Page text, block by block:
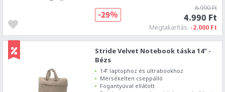
6.990 Ft
4.990 Ft
Megtakarítás: -2.000 Ft
-29%
Stride Velvet Notebook táska 14" -
Bézs
14" laptophoz és ultrabookhoz
Mérsékelten cseppálló
Fogantyúval ellátott